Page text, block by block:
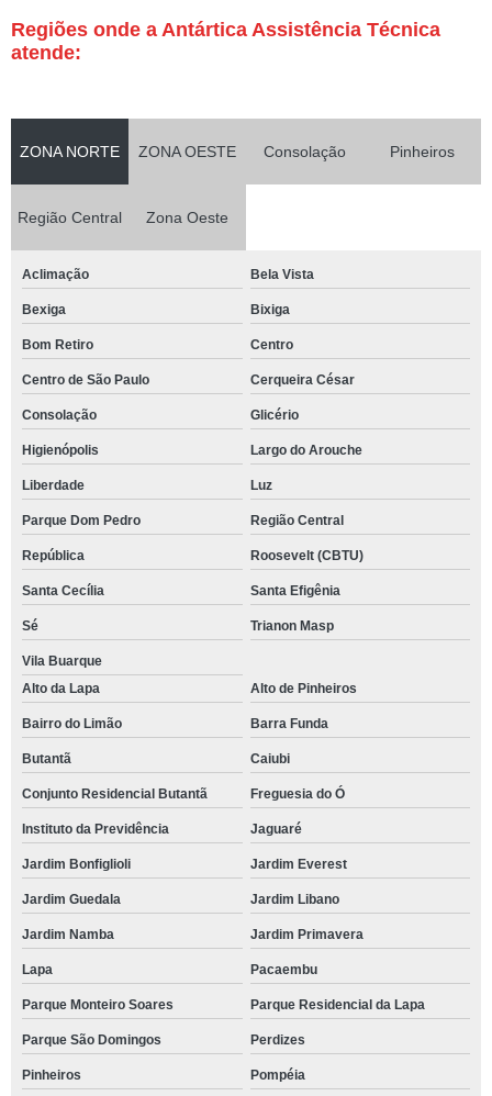
Regiões onde a Antártica Assistência Técnica
atende:
ZONA NORTE ZONA OESTE Consolação Pinheiros
Região Central Zona Oeste
Aclimação Bela Vista
Bexiga Bixiga
Bom Retiro Centro
Centro de São Paulo Cerqueira César
Consolação Glicério
Higienópolis Largo do Arouche
Liberdade Luz
Parque Dom Pedro Região Central
República Roosevelt (CBTU)
Santa Cecília Santa Efigênia
Sé Trianon Masp
Vila Buarque
Alto da Lapa
Alto de Pinheiros
Bairro do Limão Barra Funda
Butantã Caiubi
Conjunto Residencial Butantã Freguesia do Ó
Instituto da Previdência Jaguaré
Jardim Bonfiglioli Jardim Everest
Jardim Guedala Jardim Libano
Jardim Namba Jardim Primavera
Lapa Pacaembu
Parque Monteiro Soares Parque Residencial da Lapa
Parque São Domingos Perdizes
Pinheiros Pompéia